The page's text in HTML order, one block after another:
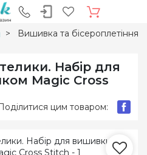
Вишивка та бісероплетіння
Набір для
Magic Cross
цим товаром: